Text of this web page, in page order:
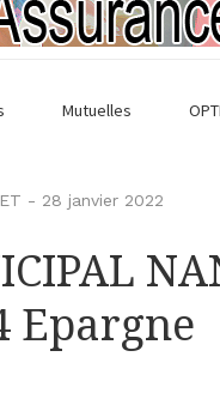
Mutuelles
- 28 janvier 2022
Epargne